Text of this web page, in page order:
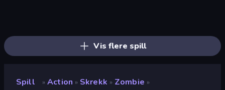
Vis flere spill
Spill » Action » Skrekk » Zombie »